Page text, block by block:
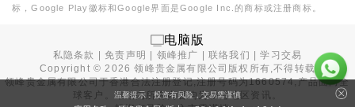
标，Google Play徽标和Google界面是Google Inc.的商标或注册商标。
电脑版
私隐条款 |免责声明 领峰推广 |联络我们 |学习交易
Copyright ©2026 领峰贵金属有限公司版权所有,不得转载
领峰贵金属有限公司于香港合法注册登记,注册号码为1660574,产品面向全
球客户。本站内所有内容均为香港地区资讯。
温馨提示：投资有风险，交易需谨慎